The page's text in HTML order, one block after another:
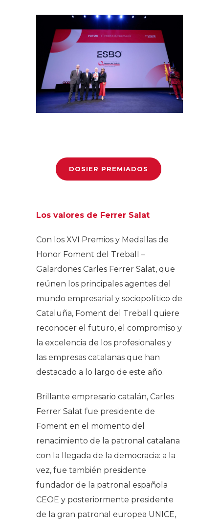
DOSIER PREMIADOS
Los valores de Ferrer Salat
Con los XVI Premios y Medallas de
Honor Foment del Treball –
Galardones Carles Ferrer Salat, que
reúnen los principales agentes del
mundo empresarial y sociopolítico de
Cataluña, Foment del Treball quiere
reconocer el futuro, el compromiso y
la excelencia de los profesionales y
las empresas catalanas que han
destacado a lo largo de este año.
Brillante empresario catalán, Carles
Ferrer Salat fue presidente de
Foment en el momento del
renacimiento de la patronal catalana
con la llegada de la democracia: a la
vez, fue también presidente
fundador de la patronal española
CEOE y posteriormente presidente
de la gran patronal europea UNICE,